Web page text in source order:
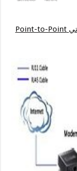
الربط من نقطة الى نقطة في اجهزة يوبيكوالاتي Point-to-Point